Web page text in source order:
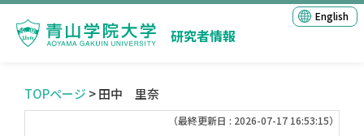
研究者情報
English
TOPページ > 田中 里奈
（最終更新日 : 2026-07-17 16:53:15）